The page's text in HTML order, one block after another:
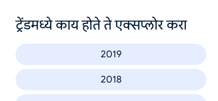
ट्रेंडमध्ये काय होते ते एक्सप्लोर करा
2019
2018